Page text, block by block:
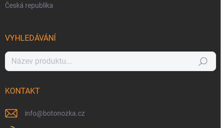
Česká republika
VYHLEDÁVÁNÍ
Hledat
KONTAKT
info@botonozka.cz